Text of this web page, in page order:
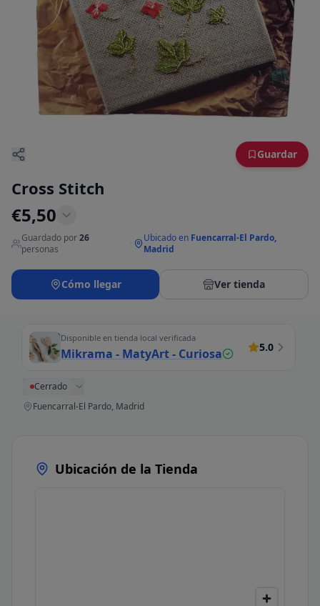
Guardar
Cross Stitch
€5,50
Guardado por26
personas
Ubicado en Fuencarral-El Pardo,
Madrid
Cómo llegar Ver tienda
Disponible en tienda local verificada
Mikrama - MatyArt - Curiosa 5.0
Cerrado
Fuencarral-El Pardo, Madrid
Ubicación de la Tienda